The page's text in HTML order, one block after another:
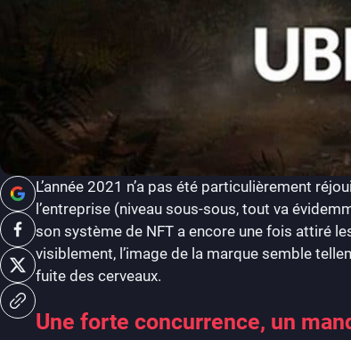
L’année 2021 n’a pas été particulièrement
l’entreprise (niveau sous-sous, tout va
son système de NFT a encore une fois attiré
visiblement, l’image de la marque semble
fuite des cerveaux.
Une forte concurrence, un